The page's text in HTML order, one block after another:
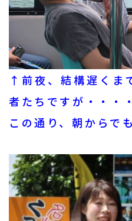
↑前夜、結構遅くま
者たちですが・・・・
この通り、朝からで